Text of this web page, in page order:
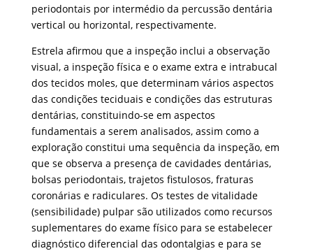
periodontais por intermédio da percussão dentária
vertical ou horizontal, respectivamente.
Estrela afirmou que a inspeção inclui a observação
visual, a inspeção física e o exame extra e intrabucal
dos tecidos moles, que determinam vários aspectos
das condições teciduais e condições das estruturas
dentárias, constituindo-se em aspectos
fundamentais a serem analisados, assim como a
exploração constitui uma sequência da inspeção, em
que se observa a presença de cavidades dentárias,
bolsas periodontais, trajetos fistulosos, fraturas
coronárias e radiculares. Os testes de vitalidade
(sensibilidade) pulpar são utilizados como recursos
suplementares do exame físico para se estabelecer
diagnóstico diferencial das odontalgias e para se